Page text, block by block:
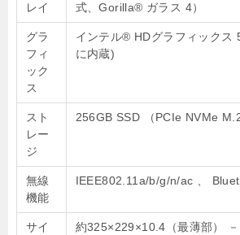
レイ
式、Gorilla® ガラス 4）
グラ
フィ
ック
ス
インテル® HDグラフィックス
に内蔵)
スト
レー
ジ
256GB SSD （PCIe NVMe M.2
無線
機能
IEEE802.11a/b/g/n/ac 、
サイ
約325×229×10.4（最薄部）